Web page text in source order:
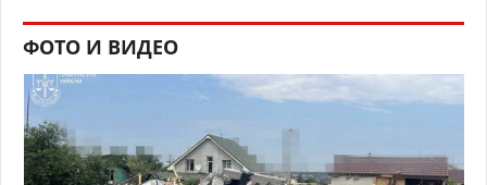
ФОТО И ВИДЕО